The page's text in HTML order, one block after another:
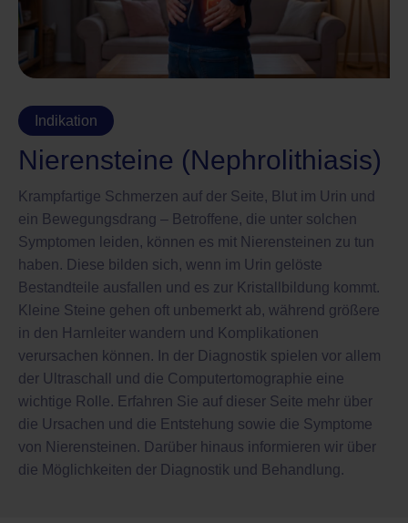
Indikation
Nierensteine (Nephrolithiasis)
Krampfartige Schmerzen auf der Seite, Blut im Urin und
ein Bewegungsdrang – Betroffene, die unter solchen
Symptomen leiden, können es mit Nierensteinen zu tun
haben. Diese bilden sich, wenn im Urin gelöste
Bestandteile ausfallen und es zur Kristallbildung kommt.
Kleine Steine gehen oft unbemerkt ab, während größere
in den Harnleiter wandern und Komplikationen
verursachen können. In der Diagnostik spielen vor allem
der Ultraschall und die Computertomographie eine
wichtige Rolle. Erfahren Sie auf dieser Seite mehr über
die Ursachen und die Entstehung sowie die Symptome
von Nierensteinen. Darüber hinaus informieren wir über
die Möglichkeiten der Diagnostik und Behandlung.